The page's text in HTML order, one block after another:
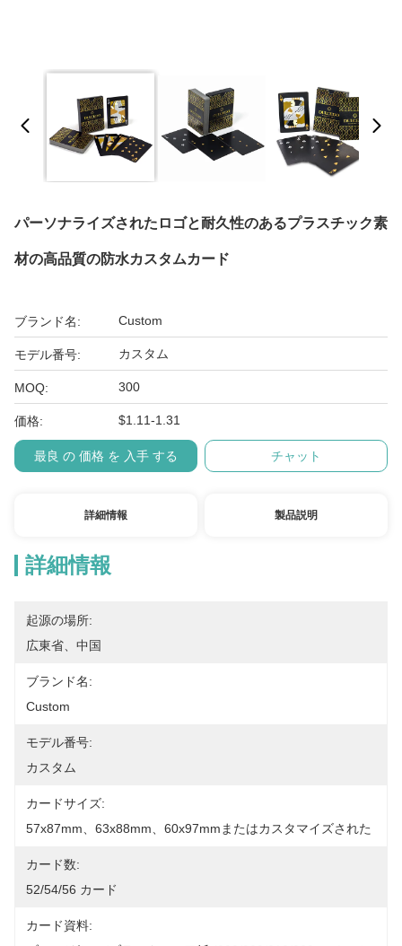
パーソナライズされたロゴと耐久性のあるプラスチック素
材の高品質の防水カスタムカード
ブランド名: Custom
モデル番号: カスタム
MOQ: 300
価格: $1.11-1.31
最良 の 価格 を 入手 する チャット
詳細情報 製品説明
詳細情報
起源の場所:
広東省、中国
ブランド名:
Custom
モデル番号:
カスタム
カードサイズ:
57x87mm、63x88mm、60x97mmまたはカスタマイズされた
カード数:
52/54/56 カード
カード資料: